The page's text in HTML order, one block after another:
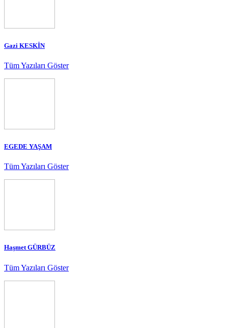
Gazi KESKİN
Tüm Yazıları Göster
EGEDE YAŞAM
Tüm Yazıları Göster
Haşmet GÜRBÜZ
Tüm Yazıları Göster